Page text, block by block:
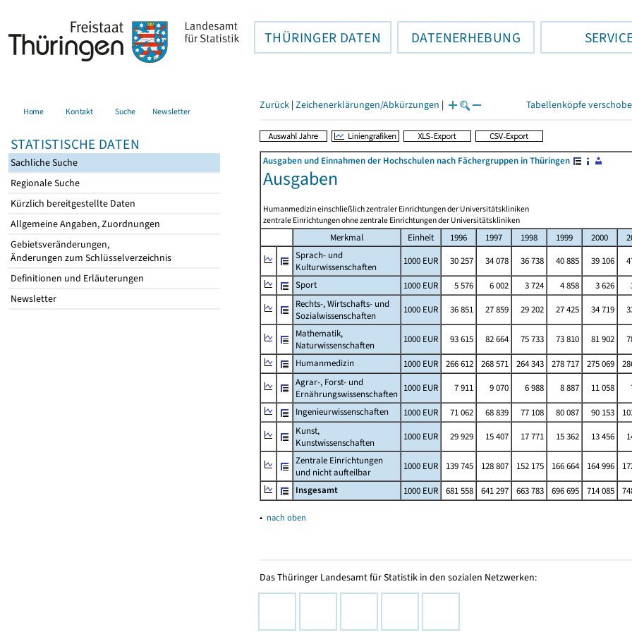
THÜRINGER DATEN DATENERHEBUNG
Home Kontakt Suche Newsletter
STATISTISCHE DATEN
Sachliche Suche
Regionale Suche
Kürzlich bereitgestellte Daten
Allgemeine Angaben, Zuordnungen
Gebietsveränderungen,
Änderungen zum Schlüsselverzeichnis
Definitionen und Erläuterungen
Newsletter
Zurück | Zeichenerklärungen/Abkürzungen | Tabellenköpfe
Ausgaben und Einnahmen der Hochschulen nach Fächergruppen in Thüringen
Ausgaben
Humanmedizin einschließlich zentraler Einrichtungen der Universitätskliniken
zentrale Einrichtungen ohne zentrale Einrichtungen der Universitätskliniken
Merkmal Einheit 1996 1997 1998 1999 2000
Sprach- und
Kulturwissenschaften
1000 EUR 30 257 34 078 36 738 40 885 39 106
Sport
1000 EUR 5 576 6 002 3 724 4 858 3 626
Rechts-, Wirtschafts- und
Sozialwissenschaften
1000 EUR 36 851 27 859 29 202 27 425 34 719
Mathematik,
Naturwissenschaften
1000 EUR 93 615 82 664 75 733 73 810 81 902
Humanmedizin
1000 EUR 266 612 268 571 264 343 278 717 275 069
Agrar-, Forst- und
Ernährungswissenschaften
1000 EUR 7 911 9 070 6 988 8 887 11 058
Ingenieurwissenschaften
1000 EUR 71 062 68 839 77 108 80 087 90 153
Kunst,
Kunstwissenschaften
1000 EUR 29 929 15 407 17 771 15 362 13 456
Zentrale Einrichtungen
und nicht aufteilbar
1000 EUR 139 745 128 807 152 175 166 664 164 996
Insgesamt
1000 EUR 681 558 641 297 663 783 696 695 714 085
▴ nach oben
Das Thüringer Landesamt für Statistik in den sozialen Netzwerken: